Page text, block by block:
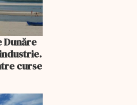
Dunăre
curse